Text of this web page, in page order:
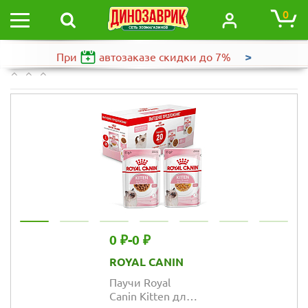
0
При автозаказе скидки до 7% >
0 ₽-0 ₽
ROYAL CANIN
Паучи Royal
Canin Kitten для